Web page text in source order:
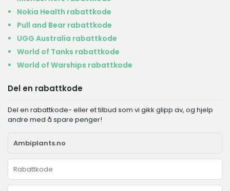
Nokia Health rabattkode
Pull and Bear rabattkode
UGG Australia rabattkode
World of Tanks rabattkode
World of Warships rabattkode
Del en rabattkode
Del en rabattkode- eller et tilbud som vi gikk glipp av, og hjelp
andre med å spare penger!